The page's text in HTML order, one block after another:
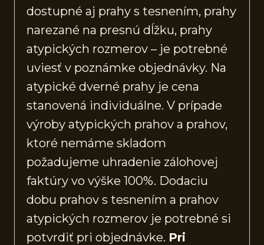
dostupné aj prahy s tesnením, prahy
narezané na presnú dĺžku, prahy
atypických rozmerov – je potrebné
uviesť v poznámke objednávky. Na
atypické dverné prahy je cena
stanovená individuálne. V prípade
výroby atypických prahov a prahov,
ktoré nemáme skladom
požadujeme uhradenie zálohovej
faktúry vo výške 100%. Dodaciu
dobu prahov s tesnením a prahov
atypických rozmerov je potrebné si
potvrdiť pri objednávke. Pri